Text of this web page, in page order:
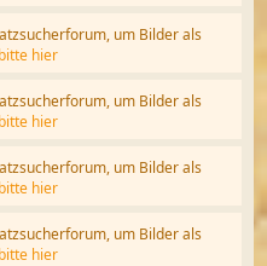
um Bilder als
hier
um Bilder als
hier
um Bilder als
hier
um Bilder als
hier